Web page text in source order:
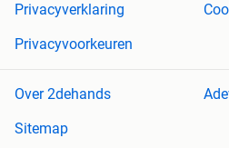
Privacyverklaring
Privacyvoorkeuren
Over 2dehands
Sitemap